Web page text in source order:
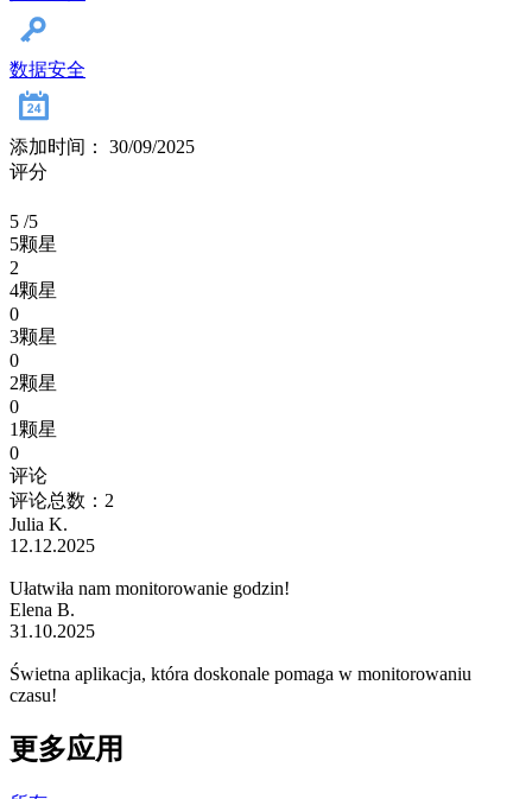
数据安全
添加时间： 30/09/2025
评分
5 /5
5颗星
2
4颗星
0
3颗星
0
2颗星
0
1颗星
0
评论
评论总数：2
Julia K.
12.12.2025
Ułatwiła nam monitorowanie godzin!
Elena B.
31.10.2025
Świetna aplikacja, która doskonale pomaga w monitorowaniu
czasu!
更多应用